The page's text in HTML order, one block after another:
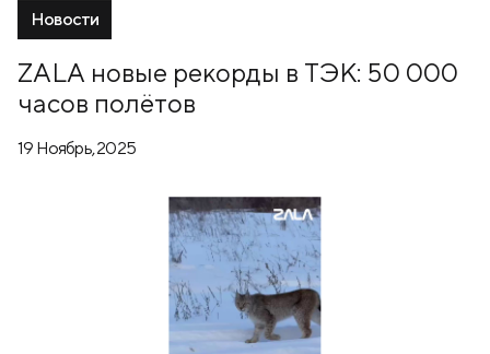
Новости
ZALA новые рекорды в ТЭК: 50 000
часов полётов
19 Ноябрь, 2025